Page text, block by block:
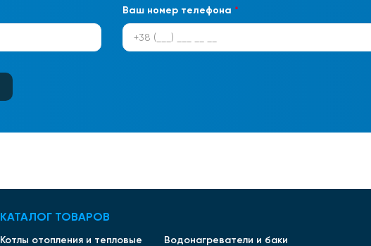
Ваш номер телефона *
КАТАЛОГ ТОВАРОВ
Котлы отопления и тепловые Водонагреватели и баки